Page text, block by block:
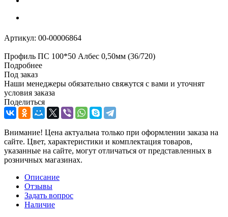
Артикул: 00-00006864
Профиль ПС 100*50 Албес 0,50мм (36/720)
Подробнее
Под заказ
Наши менеджеры обязательно свяжутся с вами и уточнят
условия заказа
Поделиться
Внимание! Цена актуальна только при оформлении заказа на
сайте. Цвет, характеристики и комплектация товаров,
указанные на сайте, могут отличаться от представленных в
розничных магазинах.
Описание
Отзывы
Задать вопрос
Наличие